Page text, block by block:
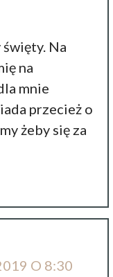
Na
na
mnie
przecież o
żeby się za
O 8:30